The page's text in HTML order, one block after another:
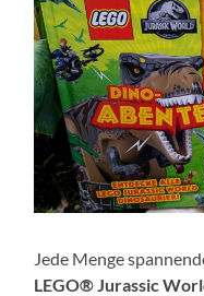
Jede Menge
LEGO® Jurassic